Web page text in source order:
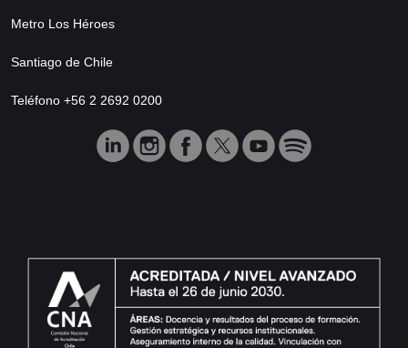
Metro Los Héroes
Santiago de Chile
Teléfono +56 2 2692 0200